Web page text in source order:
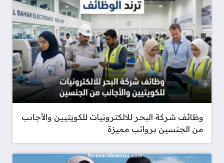
وظائف شركة البحر للالكترونيات للكويتيين والأجانب
من الجنسين برواتب مميزة